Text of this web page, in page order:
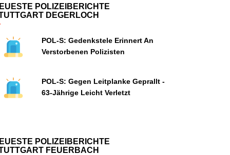
POLIZEIBERICHTE
DEGERLOCH
POL-S: Gedenkstele Erinnert An
Verstorbenen Polizisten
POL-S: Gegen Leitplanke Geprallt -
63-Jährige Leicht Verletzt
POLIZEIBERICHTE
FEUERBACH